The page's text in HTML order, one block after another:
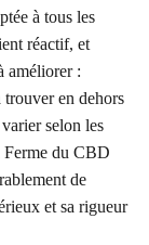
à tous les
réactif, et
améliorer :
trouver en dehors
selon les
Ferme du CBD
de
et sa rigueur